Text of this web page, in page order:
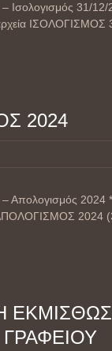
Ισολογισμός 31/
2024
Απολογισμός 2024
2024
ΓΡΑΦΕΙΟΥ